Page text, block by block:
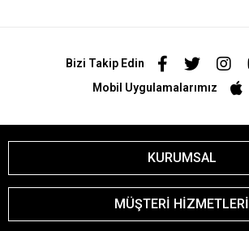
Bizi Takip Edin
Mobil Uygulamalarımız
KURUMSAL
MÜŞTERİ HİZMETLERİ